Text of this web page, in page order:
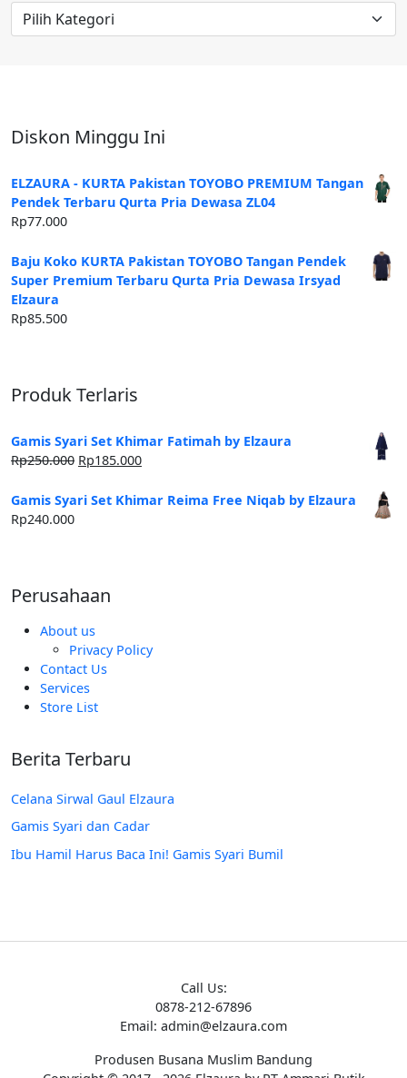
Kategori
Artikel
Diskon Minggu Ini
ELZAURA - KURTA Pakistan TOYOBO PREMIUM Tangan
Pendek Terbaru Qurta Pria Dewasa ZL04
Rp77.000
Baju Koko KURTA Pakistan TOYOBO Tangan Pendek
Super Premium Terbaru Qurta Pria Dewasa Irsyad
Elzaura
Rp85.500
Produk Terlaris
Gamis Syari Set Khimar Fatimah by Elzaura
Rp250.000 Harga
adalah:
Rp185.000Harga
ini
Gamis Syari Set Khimar Reima Free Niqab by Elzaura
Rp240.000
Perusahaan
About us
Privacy Policy
Contact Us
Services
Store List
Berita Terbaru
Celana Sirwal Gaul Elzaura
Gamis Syari dan Cadar
Ibu Hamil Harus Baca Ini! Gamis Syari Bumil
Call Us:
0878-212-67896
Email: admin@elzaura.com
Produsen Busana Muslim Bandung